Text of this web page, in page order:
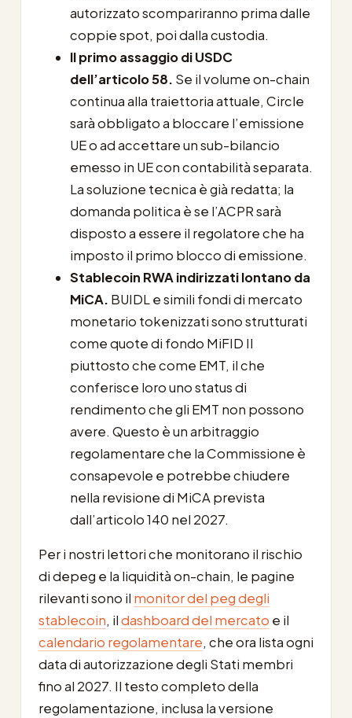
autorizzato scompariranno prima dalle
coppie spot, poi dalla custodia.
Il primo assaggio di USDC
dell’articolo 58. Se il volume on-chain
continua alla traiettoria attuale, Circle
sarà obbligato a bloccare l’emissione
UE o ad accettare un sub-bilancio
emesso in UE con contabilità separata.
La soluzione tecnica è già redatta; la
domanda politica è se l’ACPR sarà
disposto a essere il regolatore che ha
imposto il primo blocco di emissione.
Stablecoin RWA indirizzati lontano da
MiCA. BUIDL e simili fondi di mercato
monetario tokenizzati sono strutturati
come quote di fondo MiFID II
piuttosto che come EMT, il che
conferisce loro uno status di
rendimento che gli EMT non possono
avere. Questo è un arbitraggio
regolamentare che la Commissione è
consapevole e potrebbe chiudere
nella revisione di MiCA prevista
dall’articolo 140 nel 2027.
Per i nostri lettori che monitorano il rischio
di depeg e la liquidità on-chain, le pagine
rilevanti sono il monitor del peg degli
stablecoin, ildashboard del mercato e il
calendario regolamentare, che ora lista ogni
data di autorizzazione degli Stati membri
fino al 2027. Il testo completo della
regolamentazione, inclusa la versione